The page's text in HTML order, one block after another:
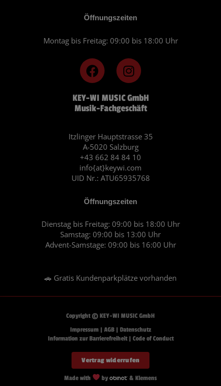
KEY-WI MUSIC GmbH
Musik-Fachgeschäft
Itzlinger Hauptstrasse 35
A-5020 Salzburg
+43 662 84 84 10
info{at}keywi.com
UID Nr.: ATU65935768
Öffnungszeiten
Dienstag bis Freitag: 09:00 bis 18:00 Uhr
Samstag: 09:00 bis 13:00 Uhr
Advent-Samstage: 09:00 bis 16:00 Uhr
🚗 Gratis Kundenparkplätze vorhanden
F
a
c
e
b
o
k
I
n
s
t
a
r
a
m
Öffnungszeiten
Montag bis Freitag: 09:00 bis 18:00 Uhr
Copyright © KEY-WI MUSIC GmbH
Impressum| AGB| Datenschutz
Information zur Barrierefreiheit| Code of Conduct
Vertrag widerrufen
Made with by & Klemens